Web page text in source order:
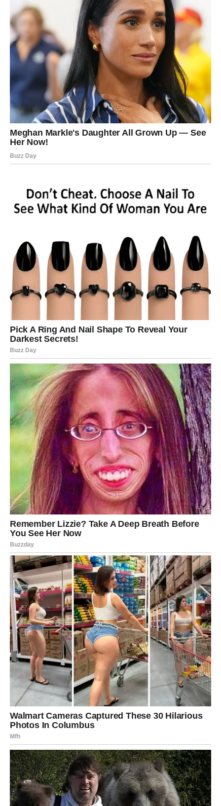
Kada je ljubav u pitanju, pred vama je mnogo ljepši period
nego ranije.
Konačno ćete imati manje stresa i više energije za sebe i
ljude koje volite.
Ako ste slobodni, moguće je poznanstvo sa osobom koja
će vas osvojiti pažnjom, harizmom i iskrenim emocijama.
Lavovi koji su zauzeti konačno će uspjeti riješiti
nesporazume koji ih dugo opterećuju.
KAKAV STE DUGO
PRIŽELJKIVALI
Sve kroz šta ste prošli nije bilo uzalud.
Svaka prepreka, svaka neprospavana noć i svaki trenutak
tokom kojeg ste mislili da više ne možete dalje pripremali
su vas za ono što sada dolazi.
sigurnosti i sreće nego što trenutno možete zamisliti.
Zvijezde vam donose priliku da konačno živite mirnije,
sretnije i bez stalnog straha za budućnost.
Zato ne sumnjajte u sebe.
Jer sudbina vam uskoro donosi ogromne pare i razlog da
konačno budete istinski zadovoljni svojim životom.